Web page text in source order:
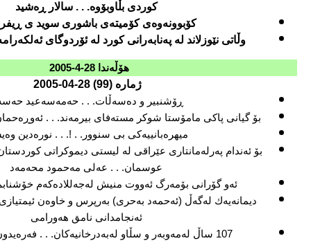
كوردی بڵاوبۆوه‌. . . سالار ڕه‌شید
كۆبوونه‌وه‌ی كۆمیته‌ی باشوری سوید ی
وڵاتی نێوزلاند له‌ په‌نابه‌رانی كورد له‌ ئۆردوگای
هۆڵه‌ندا28-4-2005
ژماره‌ (99
)
28
-0
4
-2005
ڕۆشنبیر و ده‌سه‌ڵات. . . حه‌مه‌سه‌عید
بۆ گیانی پاكی مامۆستا شوكر مسته‌فای بیرمه‌ند. . .
میهره‌بانییه‌كی بی سنوور. . !. . . نوره‌دین
بۆ ئه‌ندام په‌رله‌مانتاری عێراقی له‌ لیستی دیموكراتی
عوسمان. . . عه‌لی مه‌حمود محه‌مه‌د
ئه‌و گۆرانی بۆمه‌رگ ئه‌ووت منیش له‌جه‌للاده‌كه‌م
دیمانه‌یه‌ك له‌گه‌ڵ (ئه‌حمه‌د به‌حری) به‌رپرس و خاوه‌ن
ئه‌نجامدانی نامق هه‌ورامی
107 ساڵ له‌مه‌وبه‌ر و سڵاو له‌به‌درخانیه‌كان. . . فه‌ره‌یدون حه‌مه‌ڕه‌شید